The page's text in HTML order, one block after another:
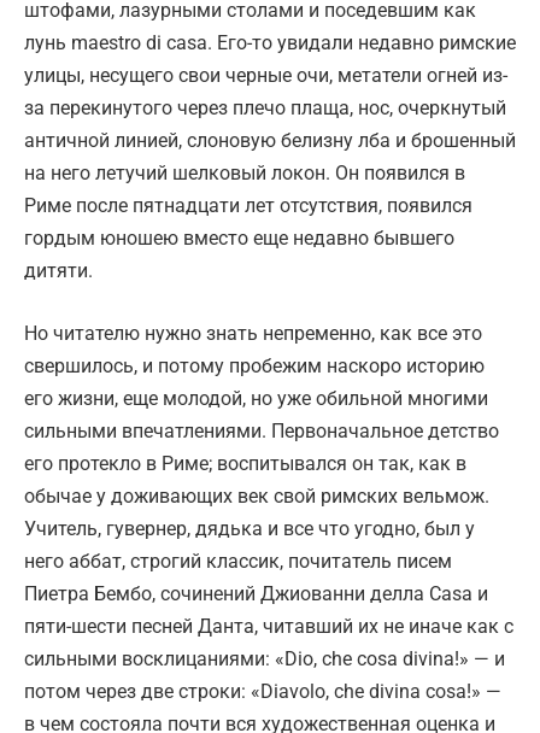
штофами, лазурными столами и поседевшим как
лунь maestro di casa. Его-то увидали недавно римские
улицы, несущего свои черные очи, метатели огней из-
за перекинутого через плечо плаща, нос, очеркнутый
античной линией, слоновую белизну лба и брошенный
на него летучий шелковый локон. Он появился в
Риме после пятнадцати лет отсутствия, появился
гордым юношею вместо еще недавно бывшего
дитяти.
Но читателю нужно знать непременно, как все это
свершилось, и потому пробежим наскоро историю
его жизни, еще молодой, но уже обильной многими
сильными впечатлениями. Первоначальное детство
его протекло в Риме; воспитывался он так, как в
обычае у доживающих век свой римских вельмож.
Учитель, гувернер, дядька и все что угодно, был у
него аббат, строгий классик, почитатель писем
Пиетра Бембо, сочинений Джиованни делла Casa и
пяти-шести песней Данта, читавший их не иначе как с
сильными восклицаниями: «Dio, che cosa divina!» — и
потом через две строки: «Diavolo, che divina cosa!» —
в чем состояла почти вся художественная оценка и